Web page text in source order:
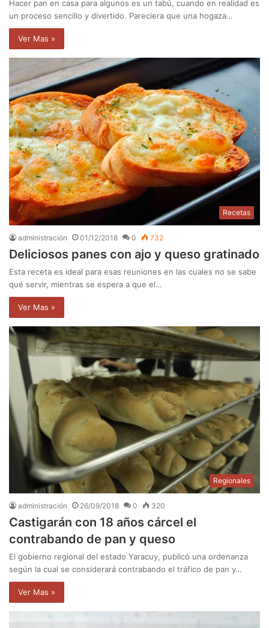
Hacer pan en casa para algunos es un tabú, cuando en realidad es
un proceso sencillo y divertido. Pareciera que una hogaza…
Ver Mas »
Recetas
administración 01/12/2018 0 732
Deliciosos panes con ajo y queso gratinado
Esta receta es ideal para esas reuniones en las cuales no se sabe
qué servir, mientras se espera a que el…
Ver Mas »
Regionales
administración 26/09/2018 0 320
Castigarán con 18 años cárcel el
contrabando de pan y queso
El gobierno regional del estado Yaracuy, publicó una ordenanza
según la cual se considerará contrabando el tráfico de pan y…
Ver Mas »